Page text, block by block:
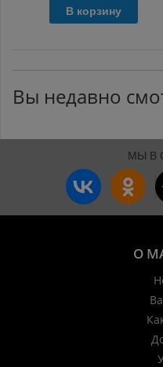
В корзину
Вы недавно
МЫ В
О